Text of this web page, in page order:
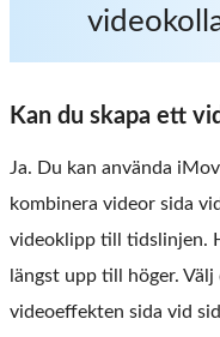
Kan du skapa ett
Ja. Du kan använda
kombinera videor sida
videoklipp till tidslinjen.
längst upp till höger.
videoeffekten sida vid